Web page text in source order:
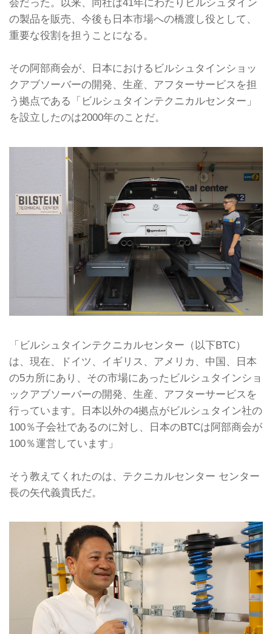
会だった。以来、同社は41年にわたりビルシュタイン
の製品を販売、今後も日本市場への橋渡し役として、
重要な役割を担うことになる。
その阿部商会が、日本におけるビルシュタインショッ
クアブソーバーの開発、生産、アフターサービスを担
う拠点である「ビルシュタインテクニカルセンター」
を設立したのは2000年のことだ。
「ビルシュタインテクニカルセンター（以下BTC）
は、現在、ドイツ、イギリス、アメリカ、中国、日本
の5カ所にあり、その市場にあったビルシュタインショ
ックアブソーバーの開発、生産、アフターサービスを
行っています。日本以外の4拠点がビルシュタイン社の
100％子会社であるのに対し、日本のBTCは阿部商会が
100％運営しています」
そう教えてくれたのは、テクニカルセンター センター
長の矢代義貴氏だ。